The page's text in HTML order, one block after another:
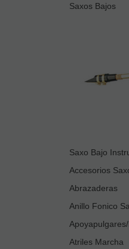
Saxos Bajos
Saxo Bajo
Accesorios
Abrazaderas
Anillo Fonico
Atriles Marcha